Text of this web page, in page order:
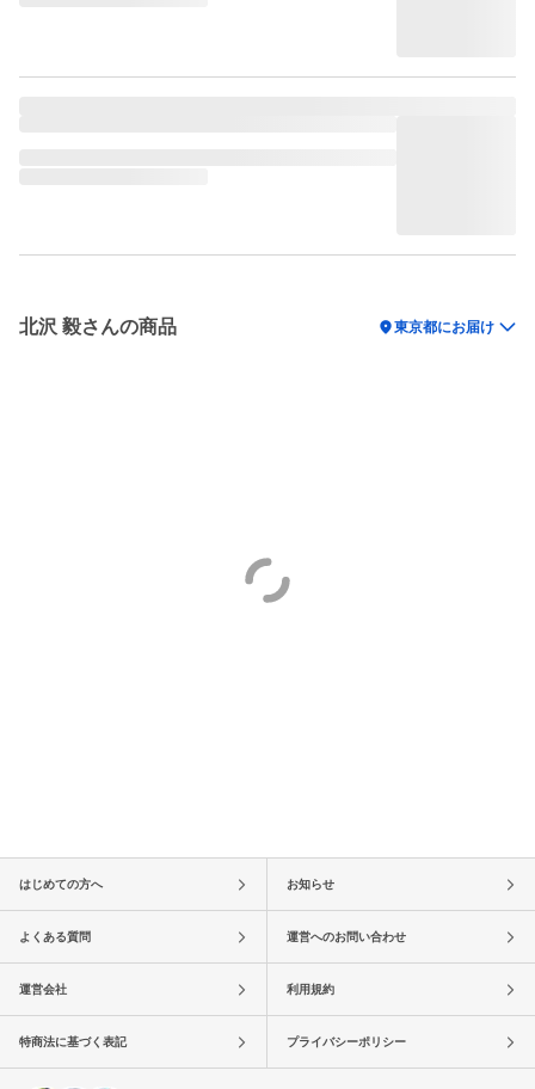
北沢 毅さんの商品 location_on東京都にお届け
はじめての方へ お知らせ
よくある質問 運営へのお問い合わせ
運営会社 利用規約
特商法に基づく表記 プライバシーポリシー